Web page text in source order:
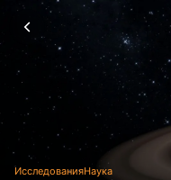
ИсследованияНаука